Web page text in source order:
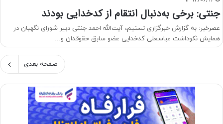
جنتی: برخی به‌دنبال انتقام از کدخدایی بودند
عصرخبر: به گزارش خبرگزاری تسنیم، آیت‌الله احمد جنتی دبیر شورای نگهبان در
همایش نکوداشت عباسعلی کدخدایی عضو سابق حقوقدان و…
صفحه بعدی